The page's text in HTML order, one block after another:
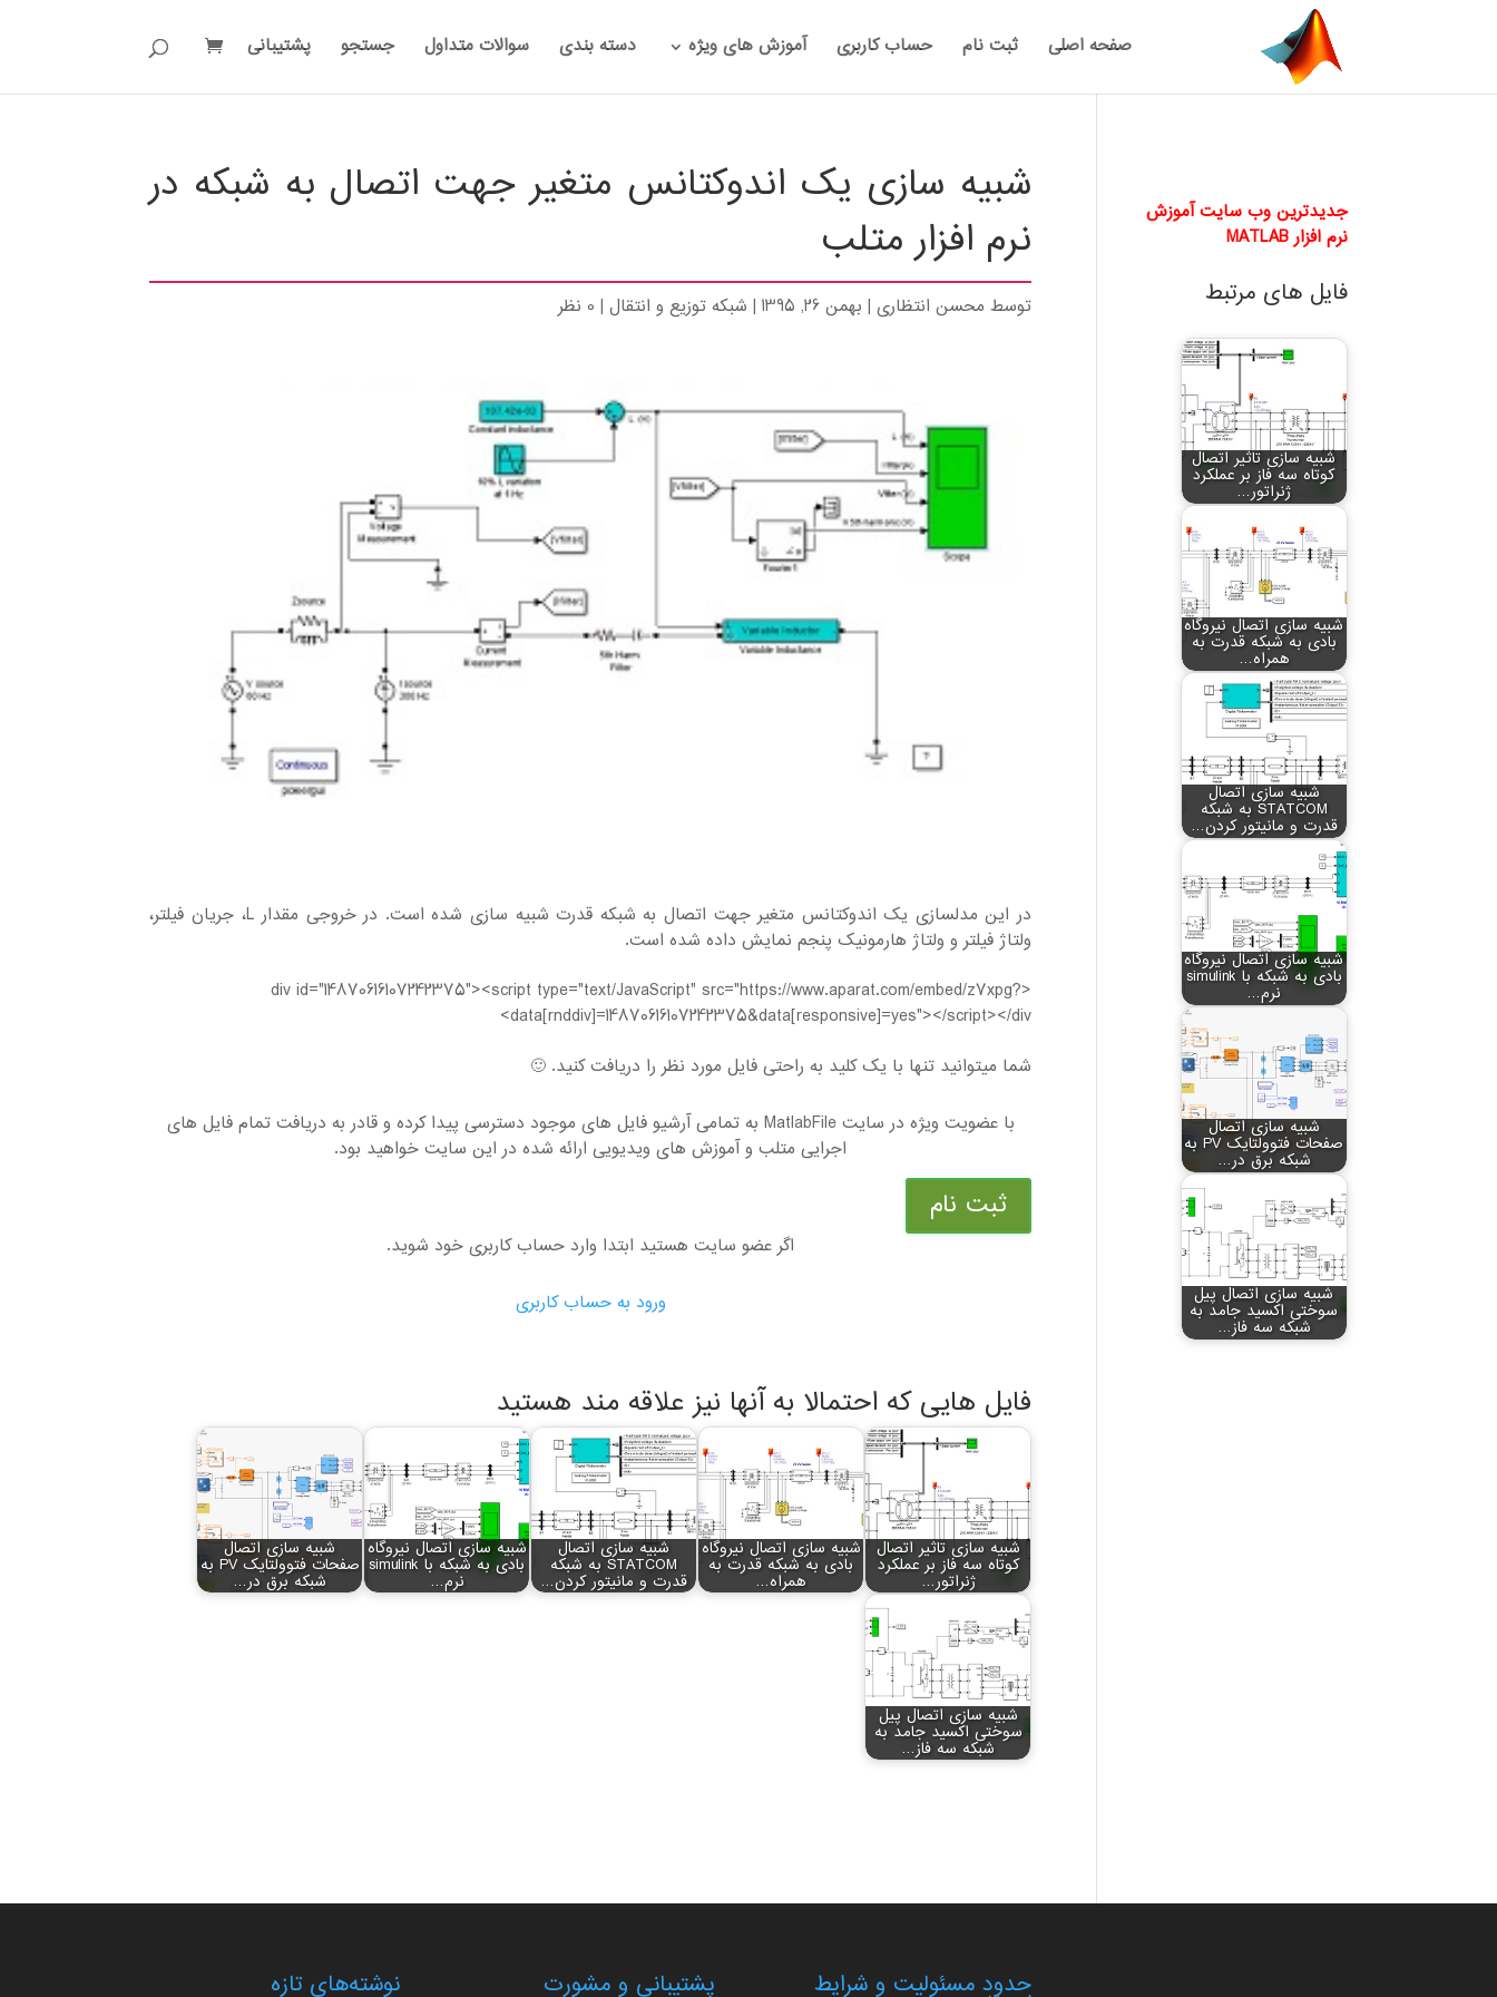
صفحه اصلی ثبت نام حساب کاربری آموزش های ویژه دسته بندی سوالات متداول جستجو پشتیبانی
شبیه سازی یک اندوکتانس متغیر جهت اتصال به شبکه در
نرم افزار متلب
توسط محسن انتظاری| بهمن 26, 1395 | شبکه توزیع و انتقال| 0 نظر
در این مدلسازی یک اندوکتانس متغیر جهت اتصال به شبکه قدرت شبیه سازی شده است. در خروجی مقدار L، جریان فیلتر،
ولتاژ فیلتر و ولتاژ هارمونیک پنجم نمایش داده شده است.
<div id="14870616107242375"><script type="text/JavaScript" src="https://www.aparat.com/embed/z7xpg?
data[rnddiv]=14870616107242375&data[responsive]=yes"></script></div>
شما میتوانید تنها با یک کلید به راحتی فایل مورد نظر را دریافت کنید. 🙂
با عضویت ویژه در سایت MatlabFile به تمامی آرشیو فایل های موجود دسترسی پیدا کرده و قادر به دریافت تمام فایل های
اجرایی متلب و آموزش های ویدیویی ارائه شده در این سایت خواهید بود.
ثبت نام
اگر عضو سایت هستید ابتدا وارد حساب کاربری خود شوید.
ورود به حساب کاربری
فایل هایی که احتمالا به آنها نیز علاقه مند هستید
شبیه سازی تاثیر اتصال
کوتاه سه فاز بر عملکرد
ژنراتور…
شبیه سازی اتصال نیروگاه
بادی به شبکه قدرت به
همراه…
شبیه سازی اتصال
STATCOM به شبکه
قدرت و مانیتور کردن…
شبیه سازی اتصال نیروگاه
بادی به شبکه با simulink
نرم…
شبیه سازی اتصال
صفحات فتوولتایک PV به
شبکه برق در…
شبیه سازی اتصال پیل
سوختی اکسید جامد به
شبکه سه فاز…
جدیدترین وب سایت آموزش
نرم افزار MATLAB
فایل های مرتبط
شبیه سازی تاثیر اتصال
کوتاه سه فاز بر عملکرد
ژنراتور…
شبیه سازی اتصال نیروگاه
بادی به شبکه قدرت به
همراه…
شبیه سازی اتصال
STATCOM به شبکه
قدرت و مانیتور کردن…
شبیه سازی اتصال نیروگاه
بادی به شبکه با simulink
نرم…
شبیه سازی اتصال
صفحات فتوولتایک PV به
شبکه برق در…
شبیه سازی اتصال پیل
سوختی اکسید جامد به
شبکه سه فاز…
نوشته‌های تازه پشتیبانی و مشورت حدود مسئولیت و شرایط